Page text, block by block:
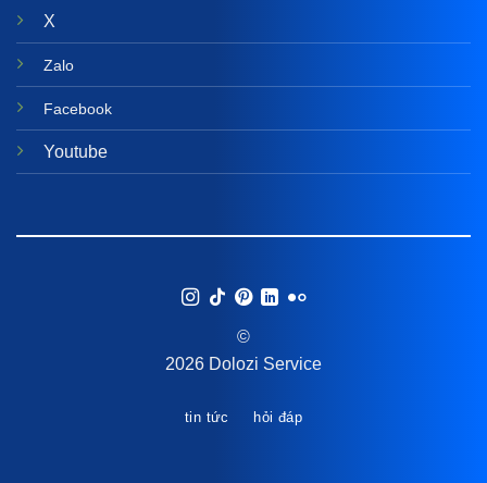
X
Zalo
Facebook
Youtube
©
2026 Dolozi Service
tin tức hỏi đáp